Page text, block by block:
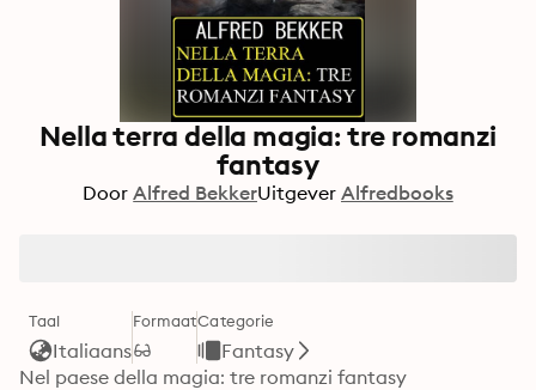
Nella terra della magia: tre romanzi
fantasy
Door Alfred BekkerUitgever Alfredbooks
Taal
Italiaans
FormaatCategorie
Fantasy
Nel paese della magia: tre romanzi fantasy